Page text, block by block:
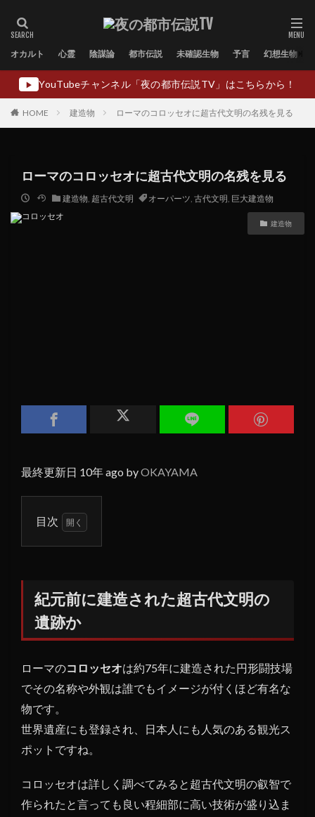
オカルト 心霊 陰謀論 都市伝説 未確認生物 予言 幻想生物
▶ YouTubeチャンネル「夜の都市伝説TV」はこちらから！
HOME 建造物 ローマのコロッセオに超古代文明の名残を見る
ローマのコロッセオに超古代文明の名残を見る
建造物, 超古代文明 オーパーツ, 古代文明, 巨大建造物
建造物
最終更新日 10年 ago byOKAYAMA
目次
建造
され
た超
古代
の遺
跡か
1.1
コロ
オに
わる
概要
紀元前に建造された超古代文明の
遺跡か
ローマのコロッセオは約75年に建造された円形闘技場
でその名称や外観は誰でもイメージが付くほど有名な
物です。
世界遺産にも登録され、日本人にも人気のある観光ス
ポットですね。
コロッセオは詳しく調べてみると超古代文明の叡智で
作られたと言っても良い程細部に高い技術が盛り込ま